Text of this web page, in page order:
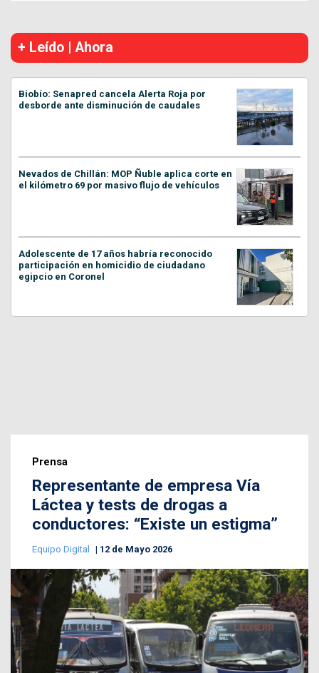
+ Leído | Ahora
Biobío: Senapred cancela Alerta Roja por
desborde ante disminución de caudales
Nevados de Chillán: MOP Ñuble aplica corte en
el kilómetro 69 por masivo flujo de vehículos
Adolescente de 17 años habría reconocido
participación en homicidio de ciudadano
egipcio en Coronel
Prensa
Representante de empresa Vía
Láctea y tests de drogas a
conductores: “Existe un estigma”
Equipo Digital 12 de Mayo 2026